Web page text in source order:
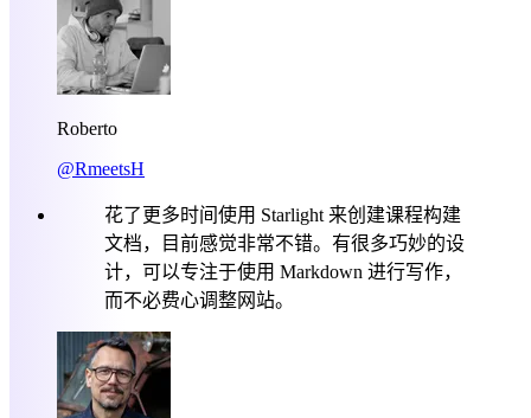
Roberto
@RmeetsH
花了更多时间使用 Starlight 来创建课程构建
文档，目前感觉非常不错。有很多巧妙的设
计，可以专注于使用 Markdown 进行写作，
而不必费心调整网站。